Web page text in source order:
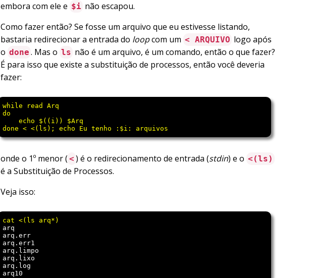
embora com ele e $i não escapou.
Como fazer então? Se fosse um arquivo que eu estivesse listando,
bastaria redirecionar a entrada do loopcom um < ARQUIVO logo após
o done . Mas o ls não é um arquivo, é um comando, então o que fazer?
É para isso que existe a substituição de processos, então você deveria
fazer:
while read Arq
do
    echo $((i)) $Arq
onde o 1º menor (< ) é o redirecionamento de entrada (stdin) e o <(ls)
é a Substituição de Processos.
Veja isso:
arq
arq.err
arq.err1
arq.limpo
arq.lixo
arq.log
arq10